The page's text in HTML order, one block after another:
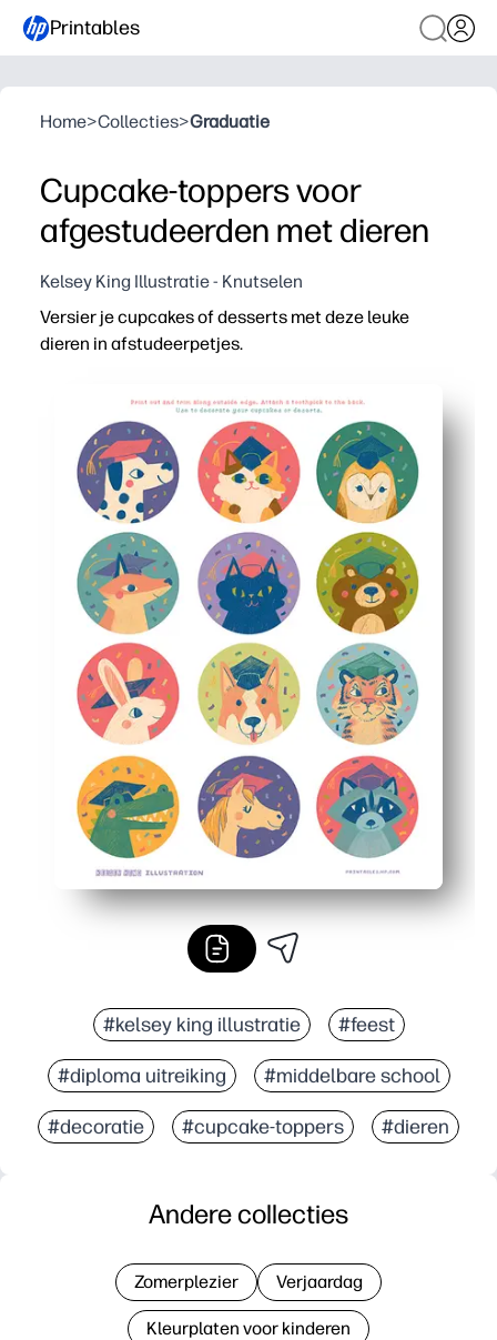
Printables
Home>Collecties>Graduatie
Cupcake-toppers voor
afgestudeerden met dieren
Kelsey King Illustratie - Knutselen
Versier je cupcakes of desserts met deze leuke
dieren in afstudeerpetjes.
Print-and-Go: je knipt, bevestigt ze aan
Veelzijdige feestwinst: je kunt ze gebruiken als
Kindvriendelijke ontwerpen: vrolijke
Schaalbaar en deelbaar: print zoveel als je nodig
#kelsey king illustratie #feest
#diploma uitreiking #middelbare school
#decoratie #cupcake-toppers #dieren
Andere collecties
Zomerplezier Verjaardag
Kleurplaten voor kinderen